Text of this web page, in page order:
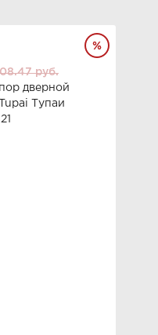
руб.
дверной
Тупаи